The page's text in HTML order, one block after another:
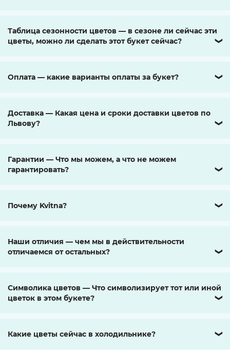
Таблица сезонности цветов — в сезоне ли сейчас эти
цветы, можно ли сделать этот букет сейчас?
❯
Оплата — какие варианты оплаты за букет? ❯
Доставка — Какая цена и сроки доставки цветов по
Львову?
❯
Гарантии — Что мы можем, а что не можем
гарантировать?
❯
Почему Kvitna? ❯
Наши отличия — чем мы в действительности
отличаемся от остальных?
❯
Символика цветов — Что символизирует тот или иной
цветок в этом букете?
❯
Какие цветы сейчас в холодильнике? ❯